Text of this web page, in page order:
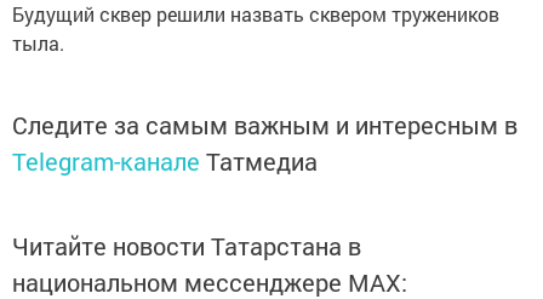
Будущий сквер решили назвать сквером тружеников
тыла.
Следите за самым важным и интересным в
Telegram-канале Татмедиа
Читайте новости Татарстана в
национальном мессенджере MАХ: